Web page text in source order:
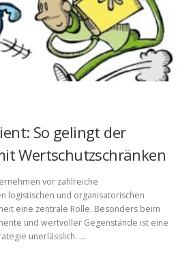
So gelingt der
Wertschutzschränken
vor zahlreiche
logistischen und organisatorischen
eine zentrale Rolle. Besonders beim
und wertvoller Gegenstände ist eine
unerlässlich. …